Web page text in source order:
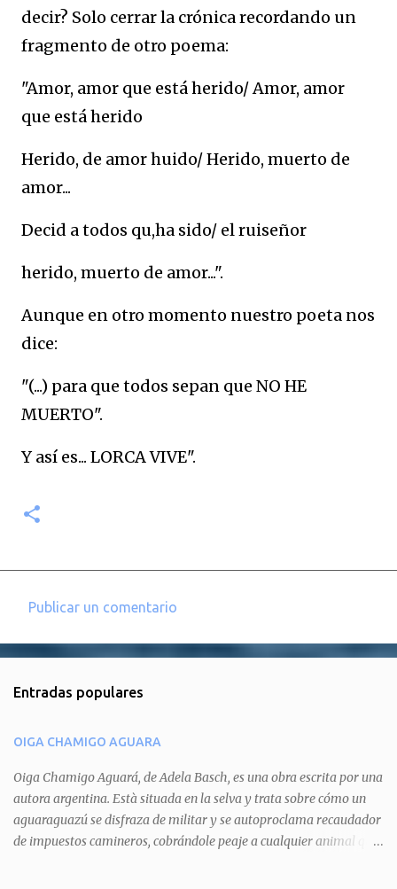
decir? Solo cerrar la crónica recordando un
fragmento de otro poema:
"Amor, amor que está herido/ Amor, amor
que está herido
Herido, de amor huido/ Herido, muerto de
amor...
Decid a todos qu,ha sido/ el ruiseñor
herido, muerto de amor...".
Aunque en otro momento nuestro poeta nos
dice:
"(...) para que todos sepan que NO HE
MUERTO".
Y así es... LORCA VIVE".
e
t
a
r
i
o
Publicar un comentario
Entradas populares
OIGA CHAMIGO AGUARA
Oiga Chamigo Aguará, de Adela Basch, es una obra escrita por una
autora argentina. Està situada en la selva y trata sobre cómo un
aguaraguazú se disfraza de militar y se autoproclama recaudador
de impuestos camineros, cobrándole peaje a cualquier animal que